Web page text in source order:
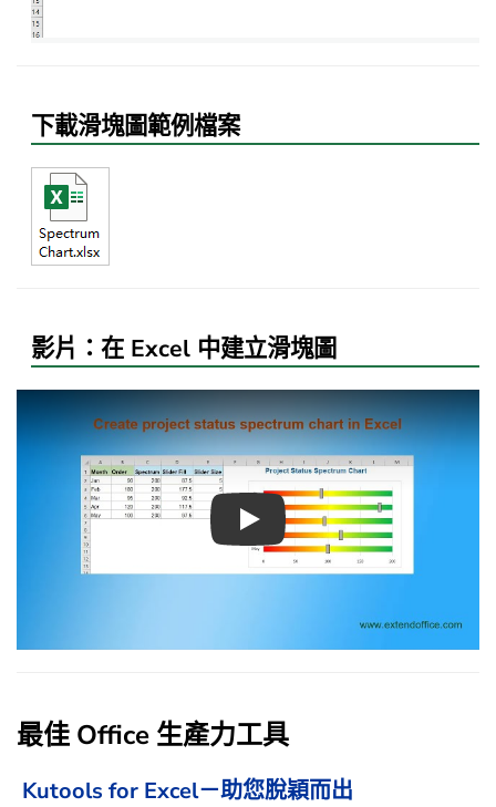
下載滑塊圖範例檔案
影片：在 Excel 中建立滑塊圖
Play
最佳 Office 生產力工具
Kutools for Excel－助您脫穎而出